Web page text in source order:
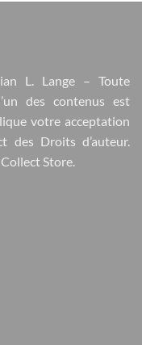
L. Lange – Toute
des contenus est
votre acceptation
des Droits d’auteur.
Store.